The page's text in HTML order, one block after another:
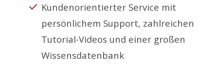
Kundenorientierter Service mit
persönlichem Support, zahlreichen
Tutorial-Videos und einer großen
Wissensdatenbank